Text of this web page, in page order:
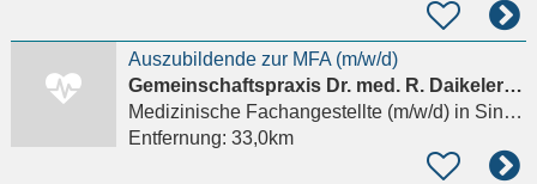
Auszubildende zur MFA (m/w/d)
Gemeinschaftspraxis Dr. med. R. Daikeler und Dr. med. U. Steinhauser
Medizinische Fachangestellte (m/w/d)in Sinsheim
Entfernung: 33,0km